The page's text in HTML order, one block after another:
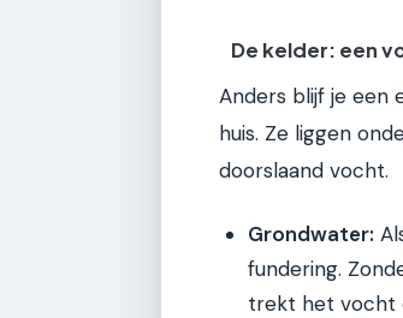
De kelder: een
Anders blijf je een
huis. Ze liggen
doorslaand vocht.
Grondwater:
fundering.
trekt het vocht